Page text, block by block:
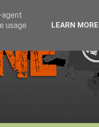
agent
usage
LEARN MORE